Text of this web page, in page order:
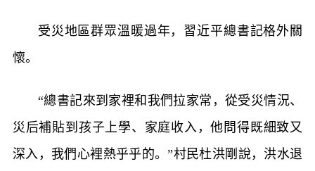
受災地區群眾溫暖過年，習近平總書記格外關
懷。
“總書記來到家裡和我們拉家常，從受災情況、
災后補貼到孩子上學、家庭收入，他問得既細致又
深入，我們心裡熱乎乎的。”村民杜洪剛說，洪水退